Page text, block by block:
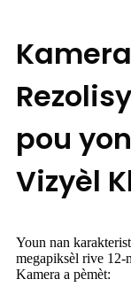
pou
Vizyèl
Youn nan
megapiksèl rive 12-
Kamera a pèmèt: